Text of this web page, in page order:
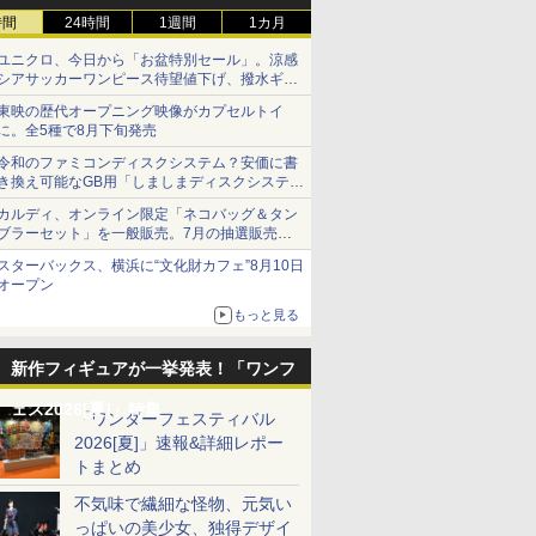
24時間 1週間 1カ月
ニクロ、今日から「お盆特別セール」。涼感
アサッカーワンピース待望値下げ、撥水ギア
ョーツは1990円に
映の歴代オープニング映像がカプセルトイ
。全5種で8月下旬発売
和のファミコンディスクシステム？安価に書
換え可能なGB用「しましまディスクシステ
」
ルディ、オンライン限定「ネコバッグ＆タン
ラーセット」を一般販売。7月の抽選販売の
選無効分
ターバックス、横浜に“文化財カフェ”8月10日
ープン
もっと見る
新作フィギュアが一挙発表！「ワンフ
ェス2026[夏]」特集「ワンダーフェスティバル
2026[夏]」速報&詳細レポー
トまとめ
不気味で繊細な怪物、元気い
っぱいの美少女、独得デザイ